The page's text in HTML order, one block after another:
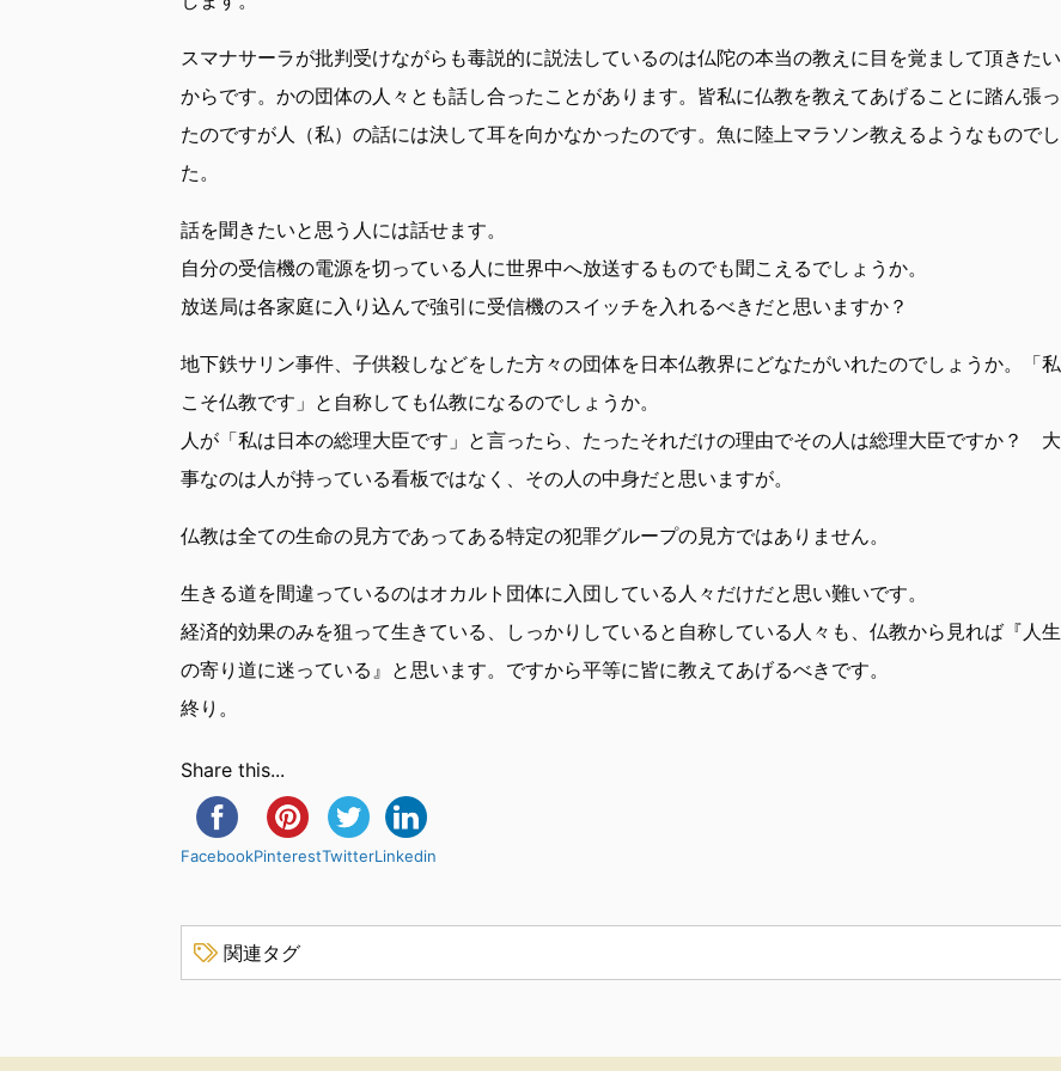
スマナサーラが批判受けながらも毒説的に説法しているのは仏陀の本当の教えに目を覚まして頂きたい
からです。かの団体の人々とも話し合ったことがあります。皆私に仏教を教えてあげることに踏ん張っ
たのですが人（私）の話には決して耳を向かなかったのです。魚に陸上マラソン教えるようなものでし
た。
話を聞きたいと思う人には話せます。
自分の受信機の電源を切っている人に世界中へ放送するものでも聞こえるでしょうか。
放送局は各家庭に入り込んで強引に受信機のスイッチを入れるべきだと思いますか？
地下鉄サリン事件、子供殺しなどをした方々の団体を日本仏教界にどなたがいれたのでしょうか。「私
こそ仏教です」と自称しても仏教になるのでしょうか。
人が「私は日本の総理大臣です」と言ったら、たったそれだけの理由でその人は総理大臣ですか？ 大
事なのは人が持っている看板ではなく、その人の中身だと思いますが。
仏教は全ての生命の見方であってある特定の犯罪グループの見方ではありません。
生きる道を間違っているのはオカルト団体に入団している人々だけだと思い難いです。
経済的効果のみを狙って生きている、しっかりしていると自称している人々も、仏教から見れば『人生
の寄り道に迷っている』と思います。ですから平等に皆に教えてあげるべきです。
終り。
Share this...
FacebookPinterestTwitterLinkedin
関連タグ